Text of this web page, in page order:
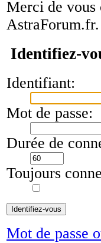
Merci de vous
AstraForum.fr.
Identifiez-
Identifiant:
Mot de passe:
Durée de
Toujours
Mot de passe